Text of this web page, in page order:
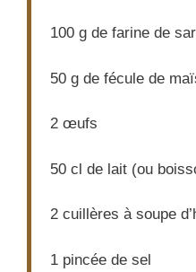
100 g de farine de
50 g de fécule de
2 œufs
50 cl de lait (ou
2 cuillères à soupe
1 pincée de sel